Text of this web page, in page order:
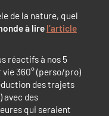
de la nature, quel
à lire l’article
réactifs à nos 5
360° (perso/pro)
des trajets
avec des
qui seraient